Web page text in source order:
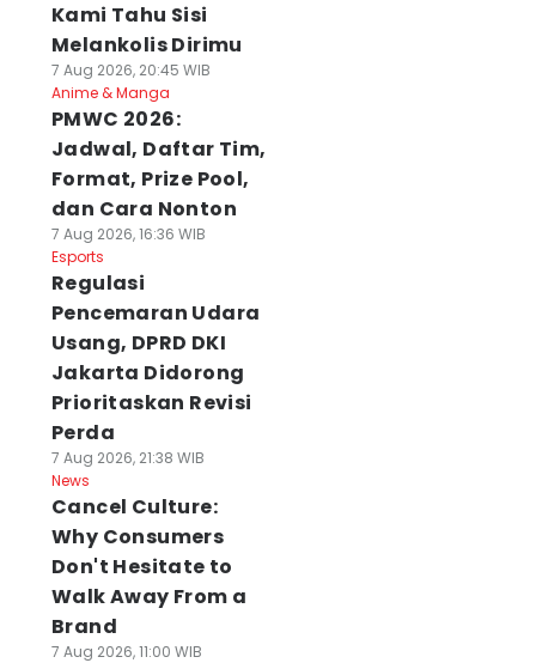
Kami Tahu Sisi
Melankolis Dirimu
7 Aug 2026, 20:45 WIB
Anime & Manga
PMWC 2026:
Jadwal, Daftar Tim,
Format, Prize Pool,
dan Cara Nonton
7 Aug 2026, 16:36 WIB
Esports
Regulasi
Pencemaran Udara
Usang, DPRD DKI
Jakarta Didorong
Prioritaskan Revisi
Perda
7 Aug 2026, 21:38 WIB
News
Cancel Culture:
Why Consumers
Don't Hesitate to
Walk Away From a
Brand
7 Aug 2026, 11:00 WIB